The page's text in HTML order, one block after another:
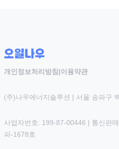
개인정보처리방침 |이용약관
(주)나우에너지솔루션 | 서울 송파구
사업자번호: 199-87-00446 | 통신판
파-1678호